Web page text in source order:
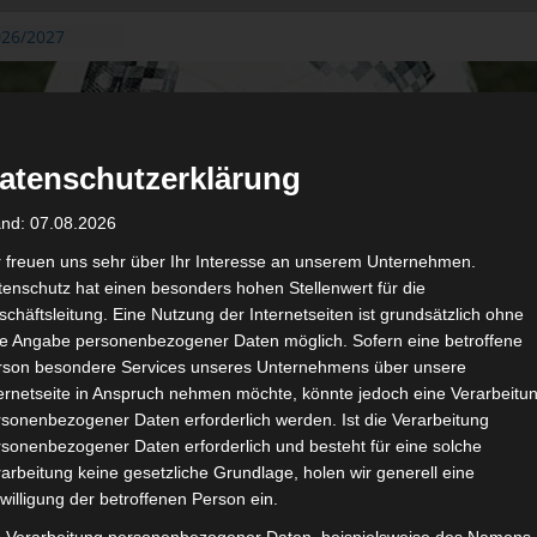
2027
August
aus der
der ersten 15
2027 –
20.
AS Soliman
zu
07.08.2026
freuen uns sehr über Ihr Interesse an unserem Unternehmen.
hat einen besonders hohen Stellenwert für die
Eine Nutzung der Internetseiten ist grundsätzlich ohne
Angabe personenbezogener Daten möglich. Sofern eine betroffene
besondere Services unseres Unternehmens über unsere
in Anspruch nehmen möchte, könnte jedoch eine
Daten erforderlich werden. Ist die Verarbeitung
Daten erforderlich und besteht für eine solche
keine gesetzliche Grundlage, holen wir generell eine
der betroffenen Person ein.